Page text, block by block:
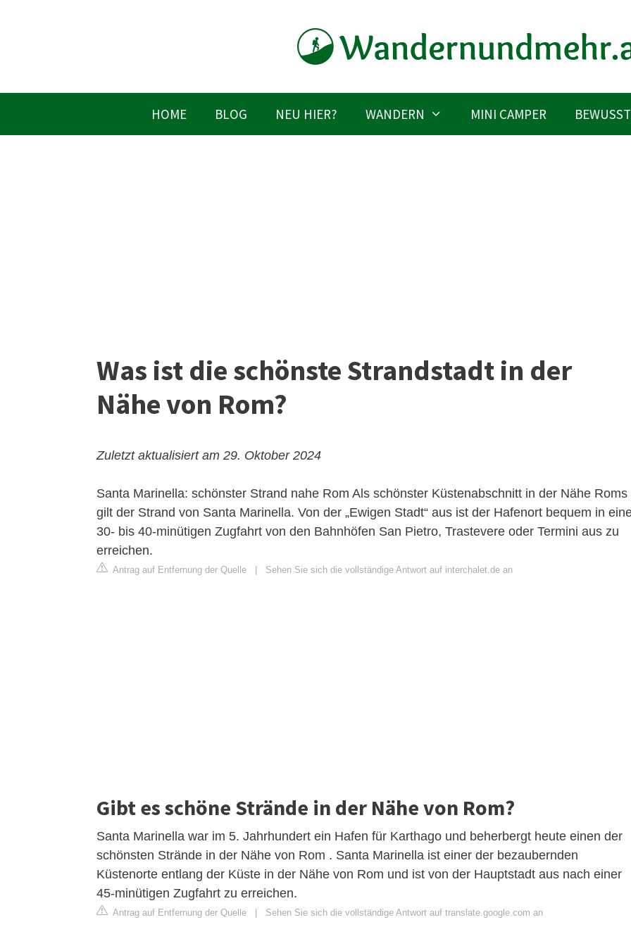
HOME BLOG NEU HIER? WANDERN MINI CAMPER
Was ist die schönste Strandstadt in der
Nähe von Rom?
Zuletzt aktualisiert am 29. Oktober 2024
Santa Marinella: schönster Strand nahe Rom Als schönster Küstenabschnitt in der Nähe Roms
gilt der Strand von Santa Marinella. Von der „Ewigen Stadt“ aus ist der Hafenort bequem in
30- bis 40-minütigen Zugfahrt von den Bahnhöfen San Pietro, Trastevere oder Termini aus zu
erreichen.
Antrag auf Entfernung der Quelle Sehen Sie sich die vollständige Antwort auf interchalet.de an
Gibt es schöne Strände in der Nähe von Rom?
Santa Marinella war im 5. Jahrhundert ein Hafen für Karthago und beherbergt heute einen der
schönsten Strände in der Nähe von Rom . Santa Marinella ist einer der bezaubernden
Küstenorte entlang der Küste in der Nähe von Rom und ist von der Hauptstadt aus nach einer
45-minütigen Zugfahrt zu erreichen.
Antrag auf Entfernung der Quelle Sehen Sie sich die vollständige Antwort auf translate.google.com an